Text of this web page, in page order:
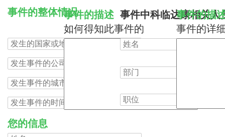
事件的整体情况
您的信息
事件的描述
如何得知此事件的
事件中科临达康相关人
事件的描
事件的详